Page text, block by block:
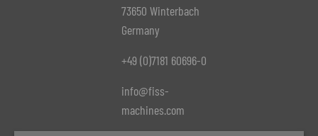
73650 Winterbach
Germany
+49 (0)7181 60696-0
info@fiss-
machines.com